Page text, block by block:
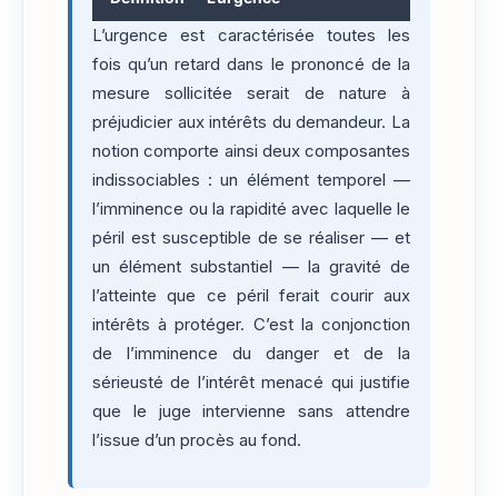
L’urgence est caractérisée toutes les
fois qu’un retard dans le prononcé de la
mesure sollicitée serait de nature à
préjudicier aux intérêts du demandeur. La
notion comporte ainsi deux composantes
indissociables : un élément temporel —
l’imminence ou la rapidité avec laquelle le
péril est susceptible de se réaliser — et
un élément substantiel — la gravité de
l’atteinte que ce péril ferait courir aux
intérêts à protéger. C’est la conjonction
de l’imminence du danger et de la
sérieusté de l’intérêt menacé qui justifie
que le juge intervienne sans attendre
l’issue d’un procès au fond.